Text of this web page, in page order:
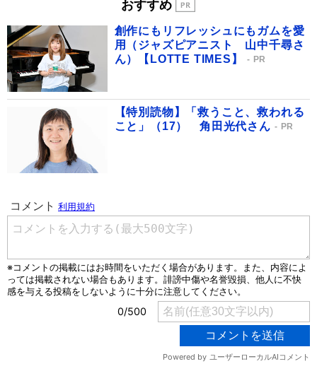
おすすめ
創作にもリフレッシュにもガムを愛
用（ジャズピアニスト 山中千尋さ
ん）【LOTTE TIMES】
PR
【特別読物】「救うこと、救われる
こと」（17） 角田光代さん
PR